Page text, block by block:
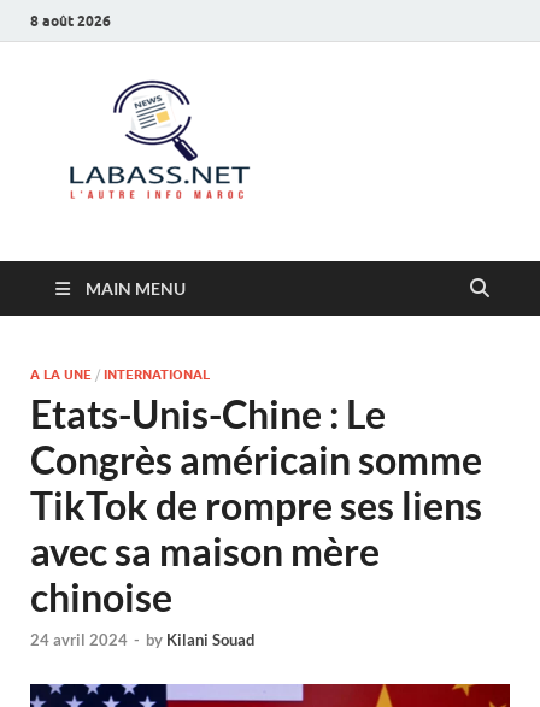
8 août 2026
MAIN MENU
A LA UNE / INTERNATIONAL
Etats-Unis-Chine : Le
Congrès américain somme
TikTok de rompre ses liens
avec sa maison mère
chinoise
24 avril 2024 - by Kilani Souad